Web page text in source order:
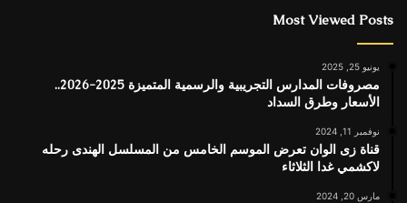
Most Viewed Posts
يونيو 25, 2025
مصروفات المدارس التجريبية والرسمية المتميزة 2025-2026..
الأسعار وطرق السداد
نوفمبر 11, 2024
قناة زى الوان تعرض الموسم الخامس من المسلسل الهندى رحله
لاكشمي غدا الثلاثاء
مارس 20, 2024